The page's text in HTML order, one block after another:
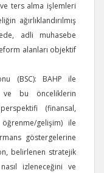
ters alma işlemleri
ağırlıklandırılmış
adli muhasebe
alanları objektif
(BSC): BAHP ile
ve bu önceliklerin
(finansal,
gelişim) ile
göstergelerine
belirlenen stratejik
izleneceğini ve